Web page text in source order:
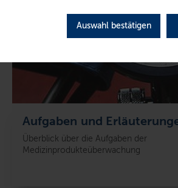
Auswahl bestätigen
Aufgaben und
Überblick über die Aufgaben der
Medizinprodukteüberwachung